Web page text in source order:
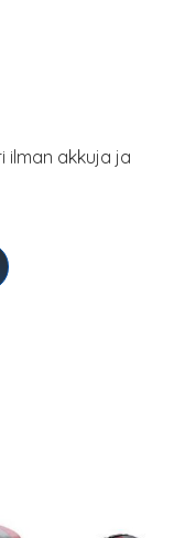
ilman akkuja ja